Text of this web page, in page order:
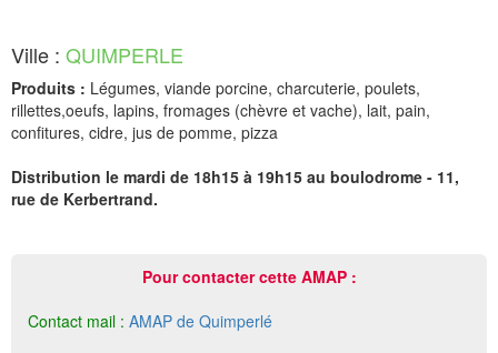
Ville : QUIMPERLE
Produits : Légumes, viande porcine, charcuterie, poulets,
rillettes,oeufs, lapins, fromages (chèvre et vache), lait, pain,
confitures, cidre, jus de pomme, pizza
Distribution le mardi de 18h15 à 19h15 au boulodrome - 11,
rue de Kerbertrand.
Pour contacter cette AMAP :
Contact mail : AMAP de Quimperlé